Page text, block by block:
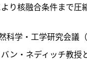
り核融合条件まで圧
学・工学研究会議
ン・ネディッチ教